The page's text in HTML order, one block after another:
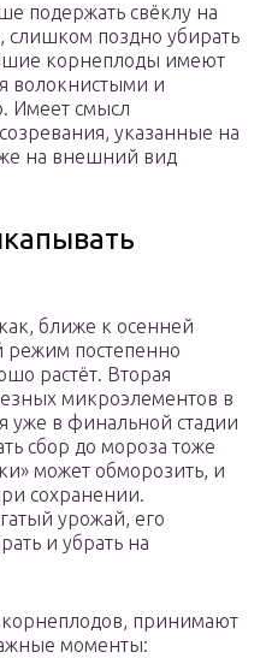
подержать свёклу на
слишком поздно убирать
корнеплоды имеют
волокнистыми и
Имеет смысл
указанные на
на внешний вид
ближе к осенней
режим постепенно
растёт. Вторая
микроэлементов в
уже в финальной стадии
сбор до мороза тоже
может обморозить, и
сохранении.
урожай, его
и убрать на
принимают
моменты: